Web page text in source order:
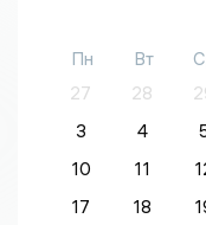
Пн Вт
27
28
3
4
10
11
17
18